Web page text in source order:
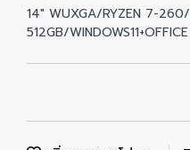
14" WUXGA/RYZEN 7-260/
512GB/WINDOWS11+OFFICE